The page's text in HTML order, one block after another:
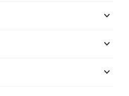
keyboard_arrow_down
keyboard_arrow_down
keyboard_arrow_down